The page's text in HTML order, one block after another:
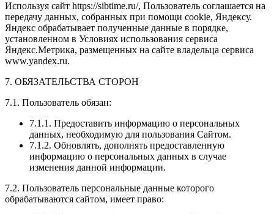
Используя сайт https://sibtime.ru/, Пользователь соглашается на
передачу данных, собранных при помощи cookie, Яндексу.
Яндекс обрабатывает полученные данные в порядке,
установленном в Условиях использования сервиса
Яндекс.Метрика, размещенных на сайте владельца сервиса
www.yandex.ru.
7. ОБЯЗАТЕЛЬСТВА СТОРОН
7.1. Пользователь обязан:
7.1.1. Предоставить информацию о персональных
данных, необходимую для пользования Сайтом.
7.1.2. Обновлять, дополнять предоставленную
информацию о персональных данных в случае
изменения данной информации.
7.2. Пользователь персональные данные которого
обрабатываются сайтом, имеет право: